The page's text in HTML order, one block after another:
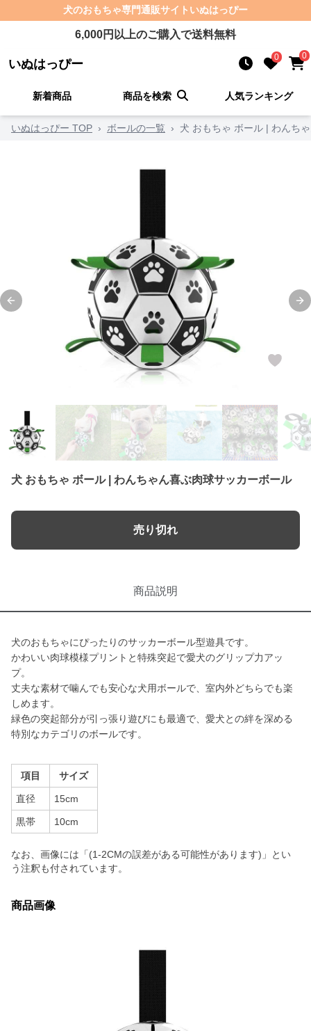
犬のおもちゃ専門通販サイト いぬはっぴー
6,000円以上のご購入で送料無料
いぬはっぴー 0 0
新着商品 商品を検索 人気ランキング
いぬはっぴー TOP › ボールの一覧 › 犬 おもちゃ ボール | わんち
Previous slide
犬 おもちゃ ボール | わんちゃん喜ぶ肉球サッカーボール
売り切れ
商品説明
犬のおもちゃにぴったりのサッカーボール型遊具です。
かわいい肉球模様プリントと特殊突起で愛犬のグリップ力アッ
プ。
丈夫な素材で噛んでも安心な犬用ボールで、室内外どちらでも楽
しめます。
緑色の突起部分が引っ張り遊びにも最適で、愛犬との絆を深める
特別なカテゴリのボールです。
項目 サイズ
直径 15cm
黒帯 10cm
なお、画像には「(1-2CMの誤差がある可能性があります)」とい
う注釈も付されています。
商品画像